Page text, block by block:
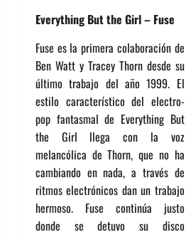
Everything But the Girl – Fuse
Fuse es la primera colaboración de
Ben Watt y Tracey Thorn desde su
último trabajo del año 1999. El
estilo característico del electro-
pop fantasmal de Everything But
the Girl llega con la voz
melancólica de Thorn, que no ha
cambiando en nada, a través de
ritmos electrónicos dan un trabajo
hermoso. Fuse continúa justo
donde se detuvo su disco